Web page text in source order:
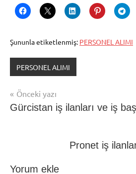
Şununla etiketlenmiş: PERSONEL ALIMI
PERSONEL ALIMI
Yazı
gezinmesi
Önceki yazı
Gürcistan iş ilanları ve iş
Pronet iş
Yorum ekle